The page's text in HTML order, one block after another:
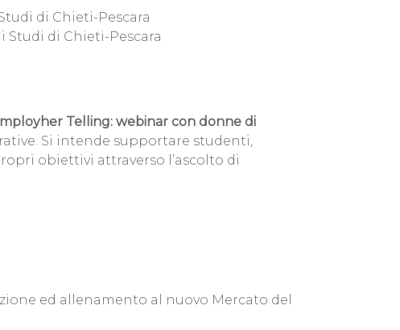
di Chieti-Pescara
di Chieti-Pescara
Telling: webinar con donne di
Si intende supportare studenti,
obiettivi attraverso l’ascolto di
ed allenamento al nuovo Mercato del